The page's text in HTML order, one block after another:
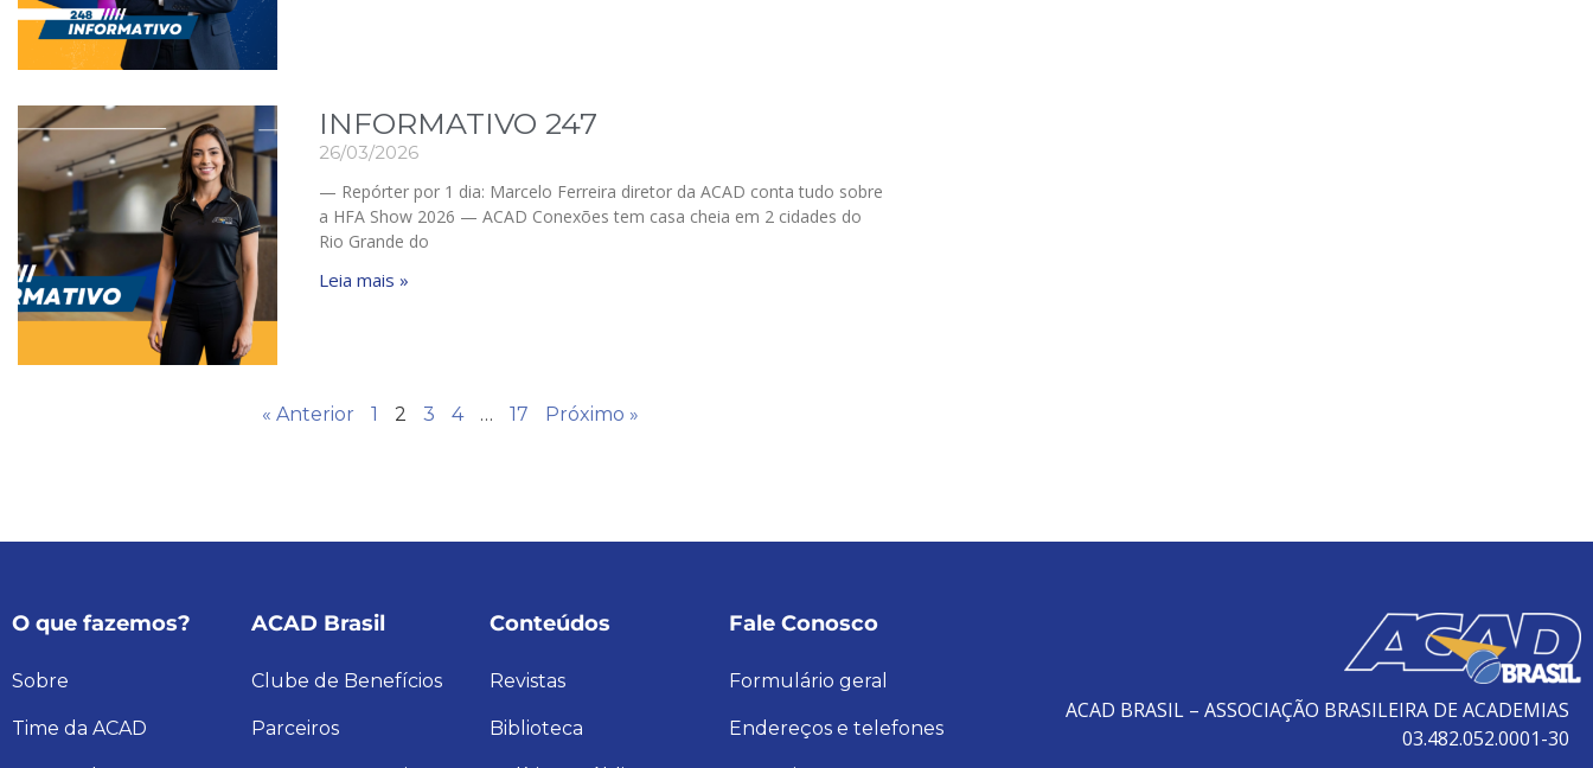
INFORMATIVO 247
26/03/2026
— Repórter por 1 dia: Marcelo Ferreira diretor da ACAD conta tudo sobre
a HFA Show 2026 — ACAD Conexões tem casa cheia em 2 cidades do
Rio Grande do
Leia mais »
« Anterior 1 2 3 4 … 17 Próximo »
O que fazemos?
Sobre
Time da ACAD
ACAD Brasil
Clube de Benefícios
Parceiros
Conteúdos
Revistas
Biblioteca
Fale Conosco
Formulário geral
Endereços e telefones
ACAD BRASIL – ASSOCIAÇÃO BRASILEIRA DE ACADEMIAS
03.482.052.0001-30